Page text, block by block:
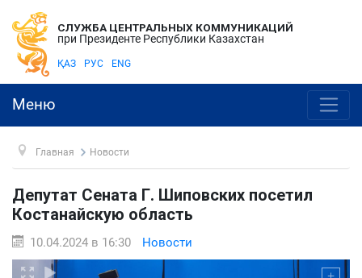
СЛУЖБА ЦЕНТРАЛЬНЫХ КОММУНИКАЦИЙ
при Президенте Республики Казахстан
ҚАЗ РУС ENG
Меню
Главная Новости
Депутат Сената Г. Шиповских посетил
Костанайскую область
10.04.2024 в 16:30 Новости